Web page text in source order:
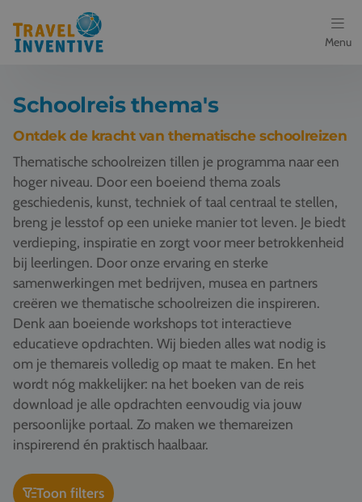
Menu
Bestemmingen
Schoolreis thema's
Voor docenten
Over ons
Een offerte aanvragen
Referenties
Vacatures
Contact
076 522 30 57
Klantportaal
Schoolreis thema's
Ontdek de kracht van thematische schoolreizen
Thematische schoolreizen tillen je programma naar een
hoger niveau. Door een boeiend thema zoals
geschiedenis, kunst, techniek of taal centraal te stellen,
breng je lesstof op een unieke manier tot leven. Je biedt
verdieping, inspiratie en zorgt voor meer betrokkenheid
bij leerlingen. Door onze ervaring en sterke
samenwerkingen met bedrijven, musea en partners
creëren we thematische schoolreizen die inspireren.
Denk aan boeiende workshops tot interactieve
educatieve opdrachten. Wij bieden alles wat nodig is
om je themareis volledig op maat te maken. En het
wordt nóg makkelijker: na het boeken van de reis
download je alle opdrachten eenvoudig via jouw
persoonlijke portaal. Zo maken we themareizen
inspirerend én praktisch haalbaar.
Toon filters